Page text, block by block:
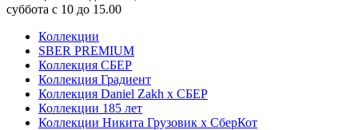
суббота с 10 до 15.00
Коллекции
SBER PREMIUM
Коллекция СБЕР
Коллекция Градиент
Коллекция Daniel Zakh x СБЕР
Коллекции 185 лет
Коллекции Никита Грузовик х СберКот